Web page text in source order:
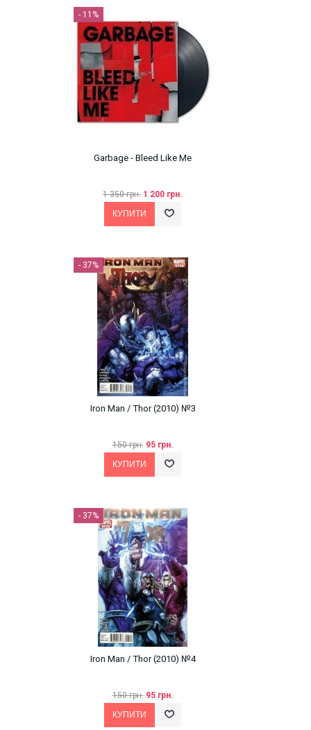
- 11%
Garbage - Bleed Like Me
1 350 грн. 1 200 грн.
- 37%
Iron Man / Thor (2010) №3
150 грн. 95 грн.
- 37%
Iron Man / Thor (2010) №4
150 грн. 95 грн.